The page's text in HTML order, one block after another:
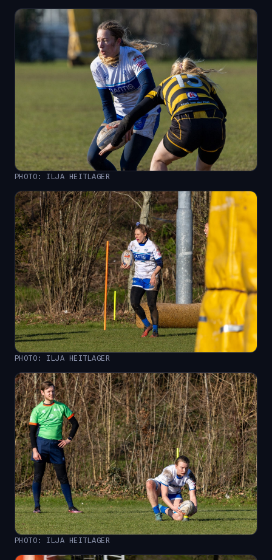
PHOTO: ILJA HEITLAGER
PHOTO: ILJA HEITLAGER
PHOTO: ILJA HEITLAGER